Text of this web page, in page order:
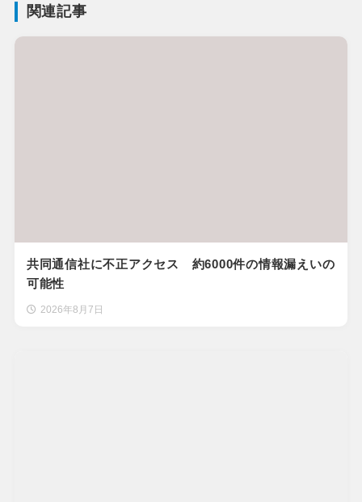
関連記事
共同通信社に不正アクセス 約6000件の情報漏えいの
可能性
2026年8月7日